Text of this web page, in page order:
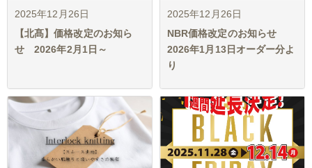
2025年12月26日
【北髙】価格改定のお知ら
せ 2026年2月1日～
2025年12月26日
NBR価格改定のお知らせ
2026年1月13日オーダー分よ
り